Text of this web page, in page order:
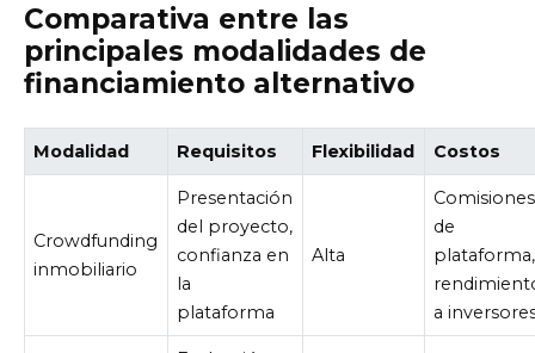
Comparativa entre las
principales modalidades de
financiamiento alternativo
Modalidad Requisitos Flexibilidad Costos
Crowdfunding
inmobiliario
Presentación
del proyecto,
confianza en
la
plataforma
Alta
Comisiones
de
plataforma,
a